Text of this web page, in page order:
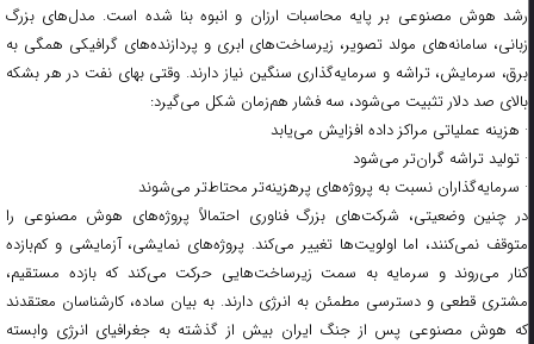
رشد هوش مصنوعی بر پایه محاسبات ارزان و انبوه بنا شده است. مدل‌های بزرگ
زبانی، سامانه‌های مولد تصویر، زیرساخت‌های ابری و پردازنده‌های گرافیکی همگی به
برق، سرمایش، تراشه و سرمایه‌گذاری سنگین نیاز دارند. وقتی بهای نفت در هر بشکه
بالای صد دلار تثبیت می‌شود، سه فشار هم‌زمان شکل می‌گیرد:
· هزینه عملیاتی مراکز داده افزایش می‌یابد
· تولید تراشه گران‌تر می‌شود
· سرمایه‌گذاران نسبت به پروژه‌های پرهزینه‌تر محتاط‌تر می‌شوند
در چنین وضعیتی، شرکت‌های بزرگ فناوری احتمالاً پروژه‌های هوش مصنوعی را
متوقف نمی‌کنند، اما اولویت‌ها تغییر می‌کند. پروژه‌های نمایشی، آزمایشی و کم‌بازده
کنار می‌روند و سرمایه به سمت زیرساخت‌هایی حرکت می‌کند که بازده مستقیم،
مشتری قطعی و دسترسی مطمئن به انرژی دارند. به بیان ساده، کارشناسان معتقدند
که هوش مصنوعی پس از جنگ ایران بیش از گذشته به جغرافیای انرژی وابسته